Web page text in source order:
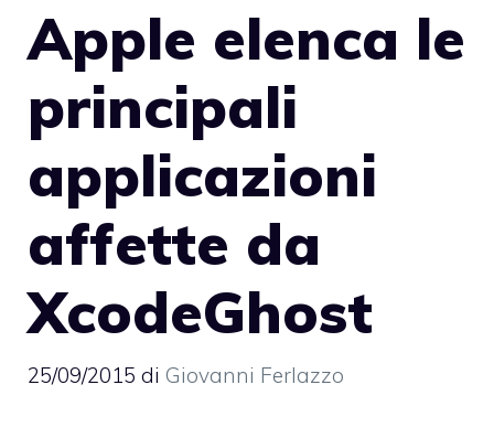
Apple elenca le
principali
applicazioni
affette da
XcodeGhost
25/09/2015 di Giovanni Ferlazzo